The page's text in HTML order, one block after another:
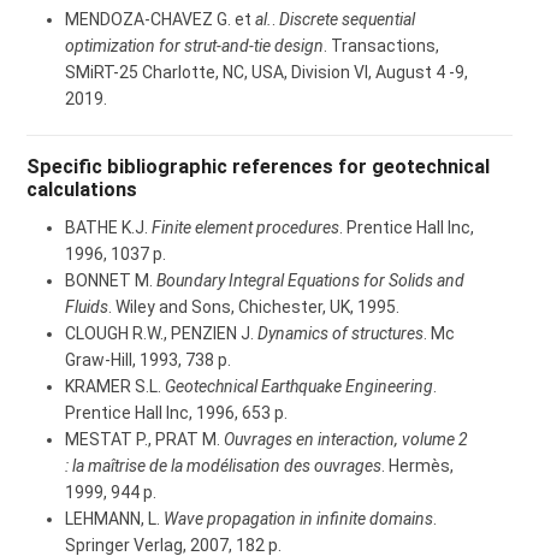
MENDOZA-CHAVEZ G. et al. Discrete sequential
optimization for strut-and-tie design . Transactions,
SMiRT-25 Charlotte, NC, USA, Division VI, August 4 -9,
2019.
Specific bibliographic references for geotechnical
calculations
BATHE K.J. Finite element procedures . Prentice Hall Inc,
1996, 1037 p.
BONNET M. Boundary Integral Equations for Solids and
Fluids . Wiley and Sons, Chichester, UK, 1995.
CLOUGH R.W., PENZIEN J. Dynamics of structures . Mc
Graw-Hill, 1993, 738 p.
KRAMER S.L. Geotechnical Earthquake Engineering
Prentice Hall Inc, 1996, 653 p.
MESTAT P., PRAT M. Ouvrages en interaction, volume 2
: la maîtrise de la modélisation des ouvrages . Hermès,
1999, 944 p.
LEHMANN, L. Wave propagation in infinite domains
Springer Verlag, 2007, 182 p.